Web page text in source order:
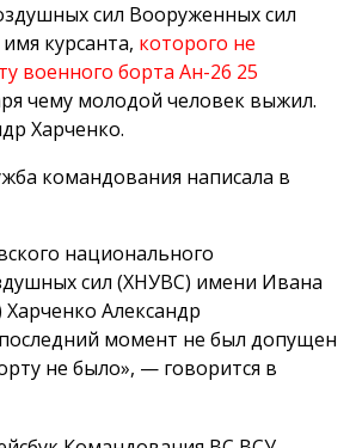
сил Вооруженных сил
курсанта, которого не
военного борта Ан-26 25
чему молодой человек выжил.
Харченко.
командования написала в
национального
сил (ХНУВС) имени Ивана
Харченко Александр
момент не был допущен
не было», — говорится в